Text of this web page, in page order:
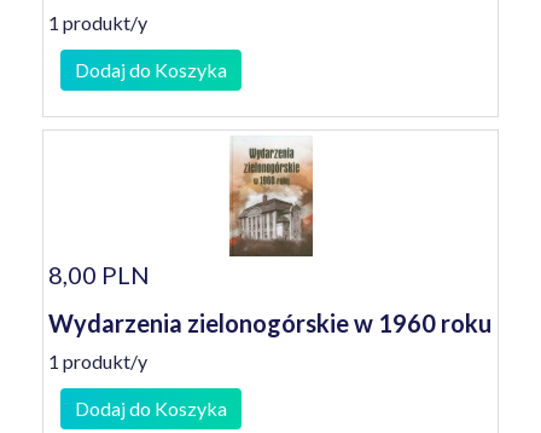
1 produkt/y
Dodaj do Koszyka
8,00 PLN
Wydarzenia zielonogórskie w 1960 roku
1 produkt/y
Dodaj do Koszyka